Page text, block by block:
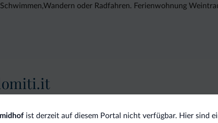
oder Radfahren. Ferienwohnung
ist derzeit auf diesem Portal nicht verfügbar. Hier sind
Vorteilhafte Preise